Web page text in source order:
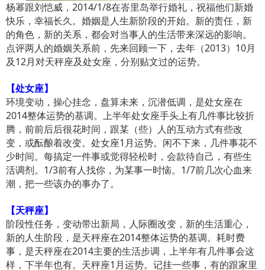
杨幂跟刘恺威，2014/1/8在峇里岛举行婚礼，祝福他们新婚
快乐，幸福长久。婚姻是人生新阶段的开始。新的责任，新
的角色，新的关系，都会对当事人的生活带来深远的影响。
点评两人的婚姻关系前，先来回顾一下，去年（2013）10月
及12月对天秤座及处女座，分别贴文过的运势。
【处女座】
环境变动，操心挂念，盘算未来，沉潜低调，是处女座在
2014整体运势的基调。上半年处女座手头上有几件事比较折
腾，前前后后很花时间，跟某（些）人的互动方式有些改
变，或酝酿着改变。处女座1月运势。闲不下来，几件事花不
少时间。每搞定一件事或觉得轻松时，会款待自己，有些生
活调剂。1/3前有人找你，为某事一时恼。1/7前几次心血来
潮，把一些该办的事办了。
【天秤座】
阶段性任务，变动带出新局，人际圈改变，新的生活重心，
新的人生阶段，是天秤座在2014整体运势的基调。耗时费
事，是天秤座在2014主要的生活步调，上半年有几件事会这
样，下半年也有。天秤座1月运势。记挂一些事，有的跟家里